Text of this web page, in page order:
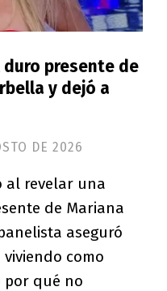
presente de
y dejó a
DE 2026
al revelar una
de Mariana
aseguró
como
por qué no